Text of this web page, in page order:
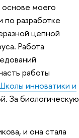
основе моего
по разработке
цепной
Работа
работы
инноватики и
За биологическую
и она стала